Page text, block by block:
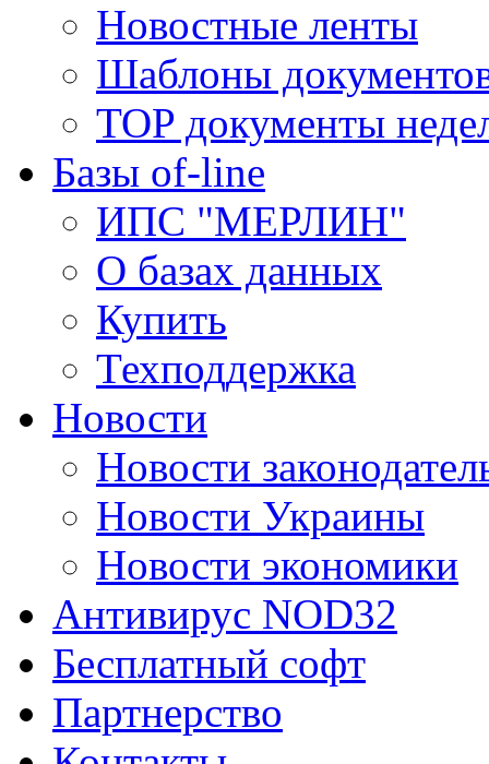
Новостные ленты
Шаблоны
TOP документы
Базы of-line
ИПС "МЕРЛИН"
О базах данных
Купить
Техподдержка
Новости
Новости
Новости Украины
Новости экономики
Антивирус NOD32
Бесплатный софт
Партнерство